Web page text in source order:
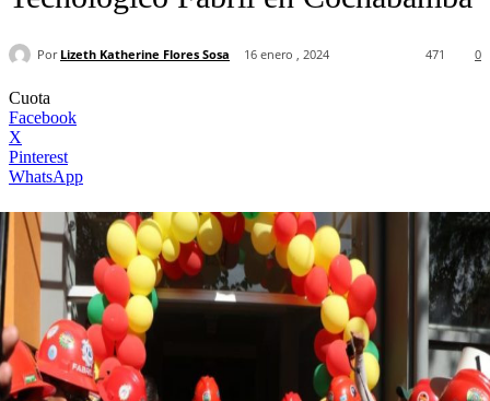
Por Lizeth Katherine Flores Sosa 16 enero , 2024 0
471
Cuota
Facebook
X
Pinterest
WhatsApp